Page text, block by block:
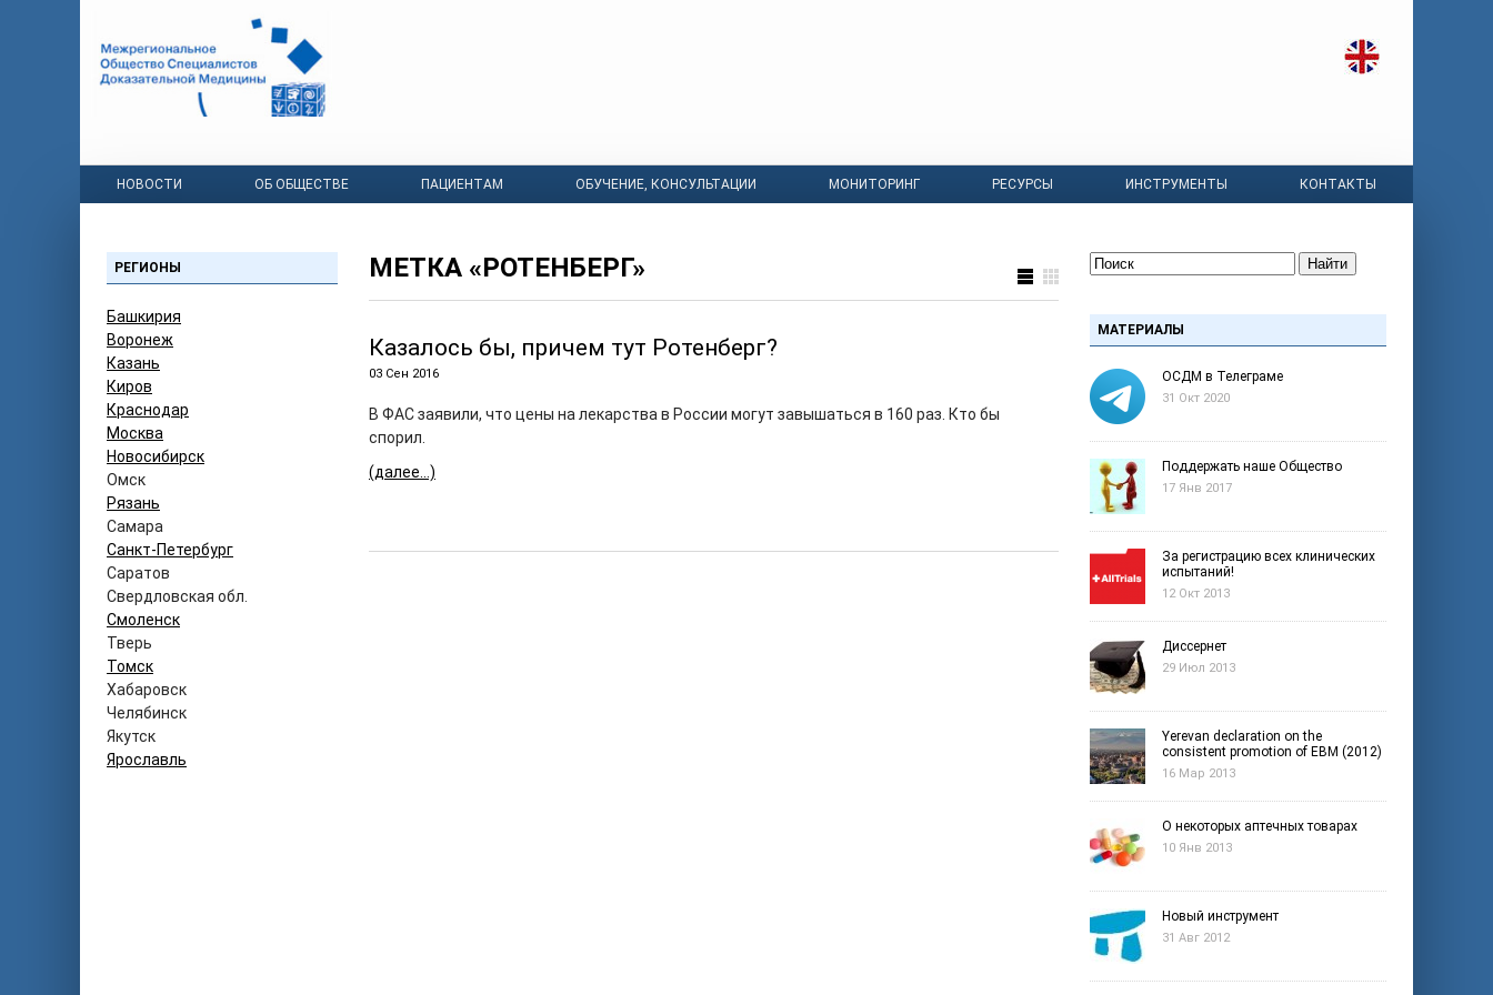
НОВОСТИ ОБ ОБЩЕСТВЕ ПАЦИЕНТАМ ОБУЧЕНИЕ, КОНСУЛЬТАЦИИ МОНИТОРИНГ РЕСУРСЫ ИНСТРУМЕНТЫ КОНТАКТЫ
РЕГИОНЫ
Башкирия
Воронеж
Казань
Киров
Краснодар
Москва
Новосибирск
Омск
Рязань
Самара
Санкт-Петербург
Саратов
Свердловская обл.
Смоленск
Тверь
Томск
Хабаровск
Челябинск
Якутск
Ярославль
МЕТКА «РОТЕНБЕРГ»
Казалось бы, причем тут Ротенберг?
03 Сен 2016
В ФАС заявили, что цены на лекарства в России могут завышаться в 160 раз. Кто бы
спорил.
(далее…)
Найти
МАТЕРИАЛЫ
ОСДМ в Телеграме
31 Окт 2020
Поддержать наше Общество
17 Янв 2017
За регистрацию всех клинических
испытаний!
12 Окт 2013
Диссернет
29 Июл 2013
Yerevan declaration on the
consistent promotion of EBM (2012)
16 Мар 2013
О некоторых аптечных товарах
10 Янв 2013
Новый инструмент
31 Авг 2012